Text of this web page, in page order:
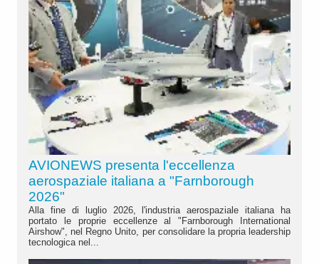
AVIONEWS presenta l'eccellenza
aerospaziale italiana a "Farnborough
2026"
Alla fine di luglio 2026, l'industria aerospaziale italiana ha
portato le proprie eccellenze al "Farnborough International
Airshow", nel Regno Unito, per consolidare la propria leadership
tecnologica nel...